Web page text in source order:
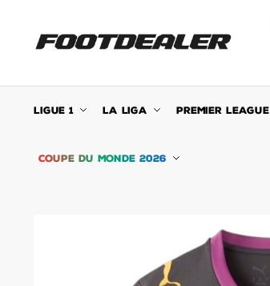
navigation
content
LIGUE 1 LA LIGA PREMIER LEAGUE
COUPE DU MONDE 2026